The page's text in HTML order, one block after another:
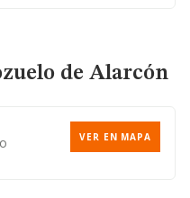
de Alarcón
VER EN MAPA